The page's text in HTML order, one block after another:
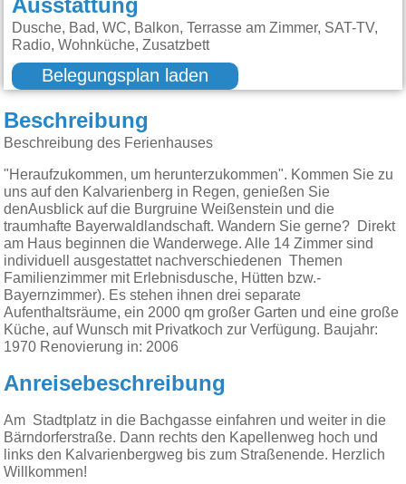
Ausstattung
Dusche, Bad, WC, Balkon, Terrasse am Zimmer, SAT-TV,
Radio, Wohnküche, Zusatzbett
Belegungsplan laden
Beschreibung
Beschreibung des Ferienhauses
"Heraufzukommen, um herunterzukommen". Kommen Sie zu
uns auf den Kalvarienberg in Regen, genießen Sie
denAusblick auf die Burgruine Weißenstein und die
traumhafte Bayerwaldlandschaft. Wandern Sie gerne? Direkt
am Haus beginnen die Wanderwege. Alle 14 Zimmer sind
individuell ausgestattet nachverschiedenen Themen
Familienzimmer mit Erlebnisdusche, Hütten bzw.-
Bayernzimmer). Es stehen ihnen drei separate
Aufenthaltsräume, ein 2000 qm großer Garten und eine große
Küche, auf Wunsch mit Privatkoch zur Verfügung. Baujahr:
1970 Renovierung in: 2006
Anreisebeschreibung
Am Stadtplatz in die Bachgasse einfahren und weiter in die
Bärndorferstraße. Dann rechts den Kapellenweg hoch und
links den Kalvarienbergweg bis zum Straßenende. Herzlich
Willkommen!